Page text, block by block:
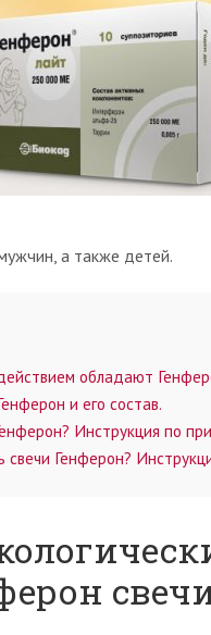
а также детей.
обладают
и его состав.
Инструкция по
свечи Генферон?